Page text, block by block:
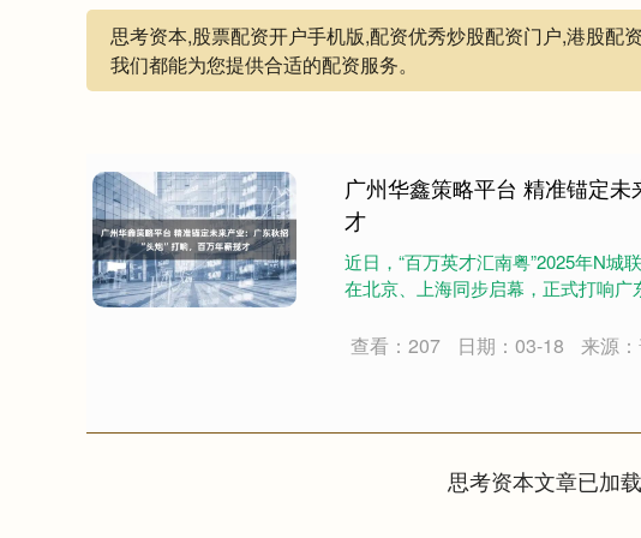
思考资本,股票配资开户手机版,配资优秀炒股配资门户,港股配
我们都能为您提供合适的配资服务。
广州华鑫策略平台 精准锚定未
才
近日，“百万英才汇南粤”2025年N城
在北京、上海同步启幕，正式打响广
查看：207 日期：03-18 来源
思考资本文章已加